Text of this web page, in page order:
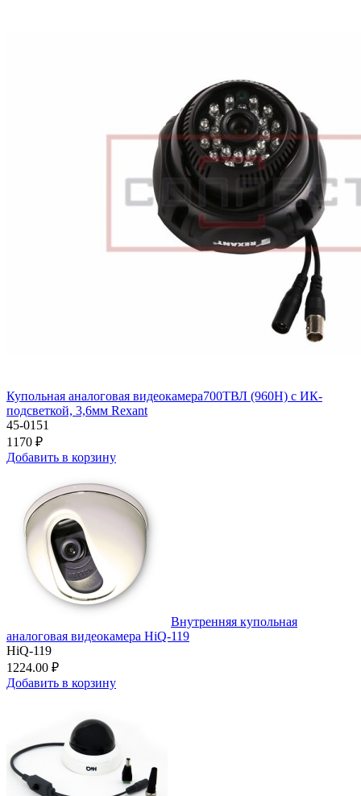
Купольная аналоговая видеокамера700ТВЛ (960H) с ИК-
подсветкой, 3,6мм Rexant
45-0151
1170 ₽
Добавить в корзину
Внутренняя купольная
аналоговая видеокамера HiQ-119
HiQ-119
1224.00 ₽
Добавить в корзину